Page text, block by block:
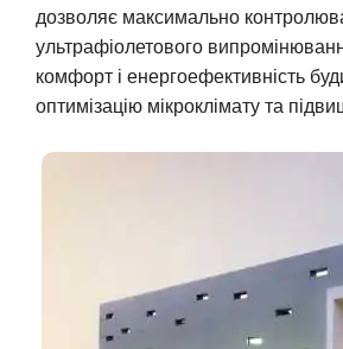
дозволяє максимально
ультрафіолетового
комфорт і енергоефективність
оптимізацію мікроклімату та